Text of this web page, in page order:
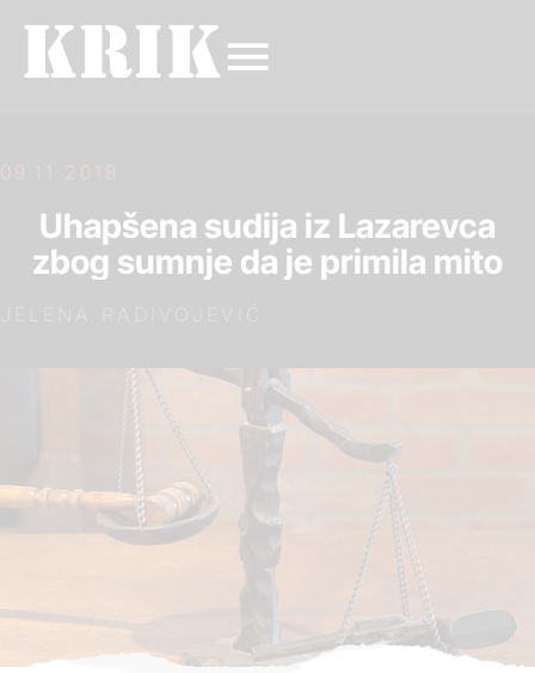
09.11.2018.
Uhapšena sudija iz Lazarevca
zbog sumnje da je primila mito